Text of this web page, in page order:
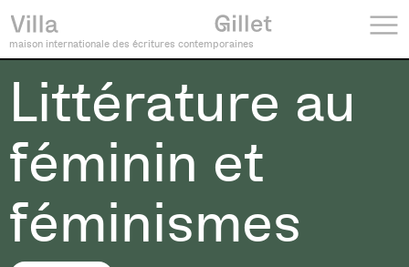
maison internationale des écritures contemporaines
Littérature au
féminin et
féminismes
Recherche